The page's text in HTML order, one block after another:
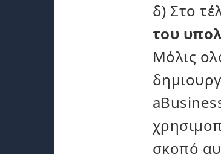
δ) Στο
του
Μόλις
σκοπό